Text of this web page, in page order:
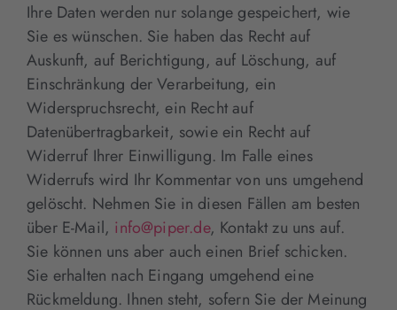
Ihre Daten werden nur solange gespeichert, wie
Sie es wünschen. Sie haben das Recht auf
Auskunft, auf Berichtigung, auf Löschung, auf
Einschränkung der Verarbeitung, ein
Widerspruchsrecht, ein Recht auf
Datenübertragbarkeit, sowie ein Recht auf
Widerruf Ihrer Einwilligung. Im Falle eines
Widerrufs wird Ihr Kommentar von uns umgehend
gelöscht. Nehmen Sie in diesen Fällen am besten
über E-Mail, info@piper.de, Kontakt zu uns auf.
Sie können uns aber auch einen Brief schicken.
Sie erhalten nach Eingang umgehend eine
Rückmeldung. Ihnen steht, sofern Sie der Meinung